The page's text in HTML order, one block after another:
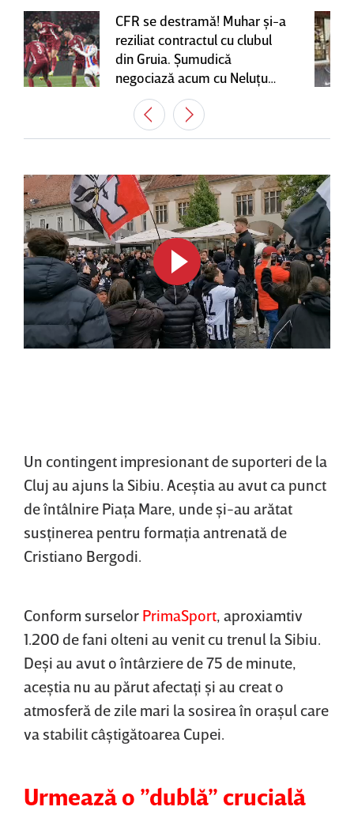
CFR se destramă! Muhar şi-a
reziliat contractul cu clubul
din Gruia. Şumudică
negociază acum cu Neluţu
Varga, care mai are o
variantă pentru banca tehnică
| EXCLUSIV
Un contingent impresionant de suporteri de la
Cluj au ajuns la Sibiu. Aceştia au avut ca punct
de întâlnire Piaţa Mare, unde şi-au arătat
susţinerea pentru formaţia antrenată de
Cristiano Bergodi.
Conform surselor PrimaSport , aproxiamtiv
1.200 de fani olteni au venit cu trenul la Sibiu.
Deşi au avut o întârziere de 75 de minute,
aceştia nu au părut afectaţi şi au creat o
atmosferă de zile mari la sosirea în oraşul care
va stabilit câştigătoarea Cupei.
Urmează o ”dublă” crucială